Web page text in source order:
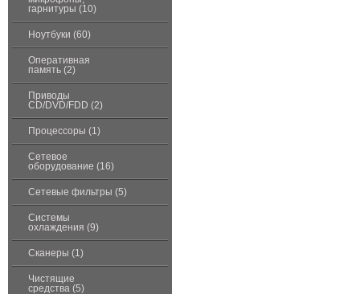
гарнитуры (10)
Ноутбуки (60)
Оперативная
память (2)
Приводы
CD/DVD/FDD (2)
Процессоры (1)
Сетевое
оборудование (16)
Сетевые фильтры (5)
Системы
охлаждения (9)
Сканеры (1)
Чистящие
средства (5)